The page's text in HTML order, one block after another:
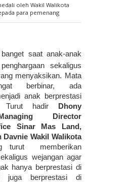
oleh Wakil Walikota
para pemenang
saat anak-anak
sekaligus
menyaksikan. Mata
berbinar, ada
anak berprestasi
Turut hadir
Dhony
Director
President Office Sinar Mas Land,
Davnie Wakil Walikota
turut  memberikan
wejangan agar
hanya berprestasi di
juga berprestasi di